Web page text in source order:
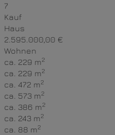
7
Kauf
Haus
2.595.000,00 €
Wohnen
ca. 229 m2
ca. 229 m2
ca. 472 m2
ca. 573 m2
ca. 386 m2
ca. 243 m2
ca. 88 m2